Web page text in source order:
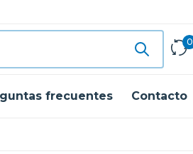
0
frecuentes Contacto